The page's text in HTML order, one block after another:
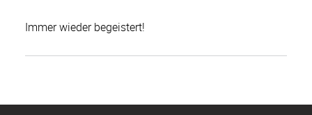
Immer wieder begeistert!